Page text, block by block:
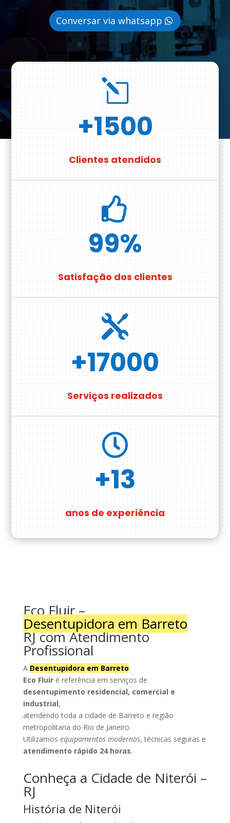
Conversar via whatsapp
l
+1500
Clientes atendidos

99%
Satisfação dos clientes

+17000
Serviços realizados

+13
anos de experiência
Eco Fluir –
Desentupidora em Barreto
RJ com Atendimento
Profissional
A Desentupidora em Barreto
Eco Fluiré referência em serviços de
desentupimento residencial, comercial e
industrial,
atendendo toda a cidade de Barreto e região
metropolitana do Rio de Janeiro.
Utilizamos equipamentos modernos, técnicas seguras e
atendimento rápido 24 horas.
Conheça a Cidade de Niterói –
RJ
História de Niterói